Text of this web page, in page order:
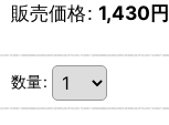
販売価格: 1,430円
数量: